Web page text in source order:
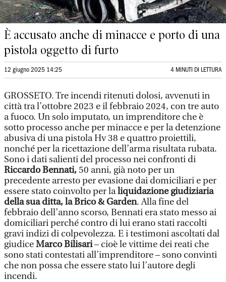
È accusato anche di minacce e porto di una
pistola oggetto di furto
12 giugno 2025 14:25 4 MINUTI DI LETTURA
GROSSETO. Tre incendi ritenuti dolosi, avvenuti in
città tra l’ottobre 2023 e il febbraio 2024, con tre auto
a fuoco. Un solo imputato, un imprenditore che è
sotto processo anche per minacce e per la detenzione
abusiva di una pistola Hv 38 e quattro proiettili,
nonché per la ricettazione dell’arma risultata rubata.
Sono i dati salienti del processo nei confronti di
Riccardo Bennati,50 anni, già noto per un
precedente arresto per evasione dai domiciliari e per
essere stato coinvolto per laliquidazione giudiziaria
della sua ditta, la Brico & Garden. Alla fine del
febbraio dell’anno scorso, Bennati era stato messo ai
domiciliari perché contro di lui erano stati raccolti
gravi indizi di colpevolezza. E i testimoni ascoltati dal
giudiceMarco Bilisari– cioè le vittime dei reati che
sono stati contestati all’imprenditore – sono convinti
che non possa che essere stato lui l’autore degli
incendi.